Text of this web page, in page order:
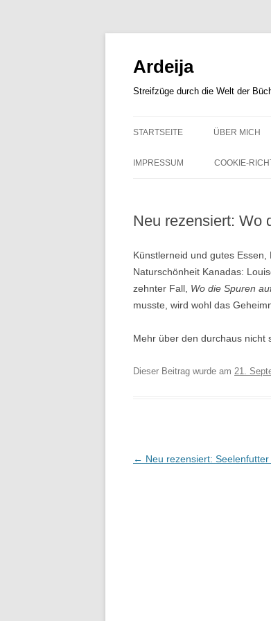
Ardeija
Streifzüge durch die Welt der
STARTSEITE ÜBER MICH
IMPRESSUM COOKIE-
Neu rezensiert: Wo
Künstlerneid und gutes
Naturschönheit Kanadas:
zehnter Fall, Wo die Spuren
musste, wird wohl das
Mehr über den durchaus nicht
Dieser Beitrag wurde am 21.
Beitragsnavigation
← Neu rezensiert: Seelenfutter